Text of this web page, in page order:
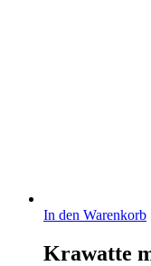
In den Warenkorb
Krawatte